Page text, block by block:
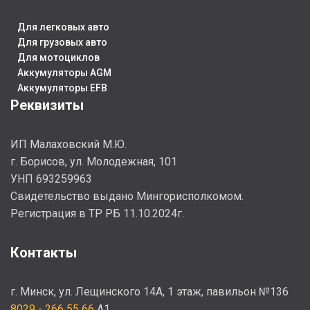
R+ (плюс справа)
СТРАНА ИЗГОТОВИТЕЛЬ
Россия
Для легковых авто
Для грузовых авто
Для мотоциклов
Аккумуляторы AGM
Аккумуляторы EFB
Реквизиты
ИП Малаховский М.Ю.
г. Борисов, ул. Молодежная, 101
УНП 693259963
Cвидетельство выдано Мингорисполкомом.
Регистрация в ТР РБ 11.10.2024г.
Контакты
г. Минск, ул. Лещинского 14А, 1 этаж, павильон №136